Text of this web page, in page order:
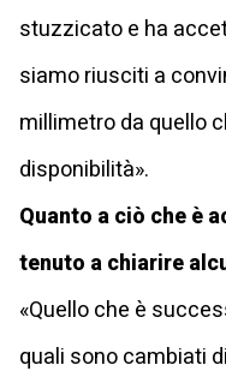
stuzzicato e ha
siamo riusciti a
millimetro da quello
disponibilità».
Quanto a ciò che è
tenuto a chiarire
«Quello che è
quali sono cambiati